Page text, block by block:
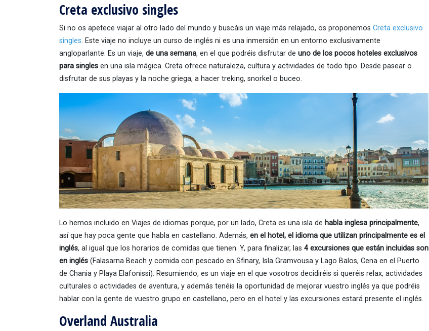
Creta exclusivo singles
Si no os apetece viajar al otro lado del mundo y buscáis un viaje más relajado, os proponemos Creta exclusivo
singles. Este viaje no incluye un curso de inglés ni es una inmersión en un entorno exclusivamente
angloparlante. Es un viaje, de una semana, en el que podréis disfrutar de uno de los pocos hoteles exclusivos
para singles en una isla mágica. Creta ofrece naturaleza, cultura y actividades de todo tipo. Desde pasear o
disfrutar de sus playas y la noche griega, a hacer treking, snorkel o buceo.
Lo hemos incluido en Viajes de idiomas porque, por un lado, Creta es una isla de habla inglesa principalmente,
así que hay poca gente que habla en castellano. Además, en el hotel, el idioma que utilizan principalmente es el
inglés, al igual que los horarios de comidas que tienen. Y, para finalizar, las 4 excursiones que están incluidas son
en inglés (Falasarna Beach y comida con pescado en Sfinary, Isla Gramvousa y Lago Balos, Cena en el Puerto
de Chania y Playa Elafonissi). Resumiendo, es un viaje en el que vosotros decidiréis si queréis relax, actividades
culturales o actividades de aventura, y además tenéis la oportunidad de mejorar vuestro inglés ya que podréis
hablar con la gente de vuestro grupo en castellano, pero en el hotel y las excursiones estará presente el inglés.
Overland Australia